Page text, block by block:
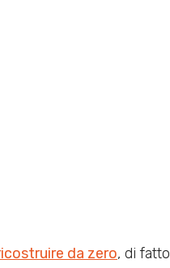
da zero, di fatto